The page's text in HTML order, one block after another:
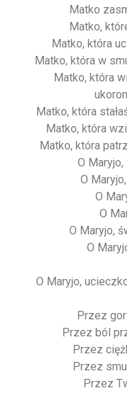
Matko
Matko,
Matko, która
Matko, która w
Matko, która
Matko, która
Matko, która
Matko, która
O
O
O
O
O Maryjo,
O
O Maryjo,
Przez
Przez ból
Przez
Przez
Przez